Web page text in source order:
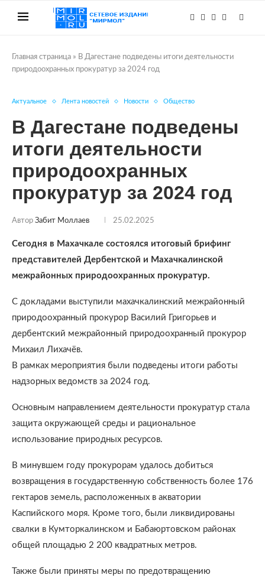
Главная страница » В Дагестане подведены итоги деятельности
природоохранных прокуратур за 2024 год
Актуальное Лента новостей Новости Общество
В Дагестане подведены
итоги деятельности
природоохранных
прокуратур за 2024 год
Автор Забит Моллаев 25.02.2025
Сегодня в Махачкале состоялся итоговый брифинг
представителей Дербентской и Махачкалинской
межрайонных природоохранных прокуратур.
С докладами выступили махачкалинский межрайонный
природоохранный прокурор Василий Григорьев и
дербентский межрайонный природоохранный прокурор
Михаил Лихачёв.
В рамках мероприятия были подведены итоги работы
надзорных ведомств за 2024 год.
Основным направлением деятельности прокуратур стала
защита окружающей среды и рациональное
использование природных ресурсов.
В минувшем году прокурорам удалось добиться
возвращения в государственную собственность более 176
гектаров земель, расположенных в акватории
Каспийского моря. Кроме того, были ликвидированы
свалки в Кумторкалинском и Бабаюртовском районах
общей площадью 2 200 квадратных метров.
Также были приняты меры по предотвращению